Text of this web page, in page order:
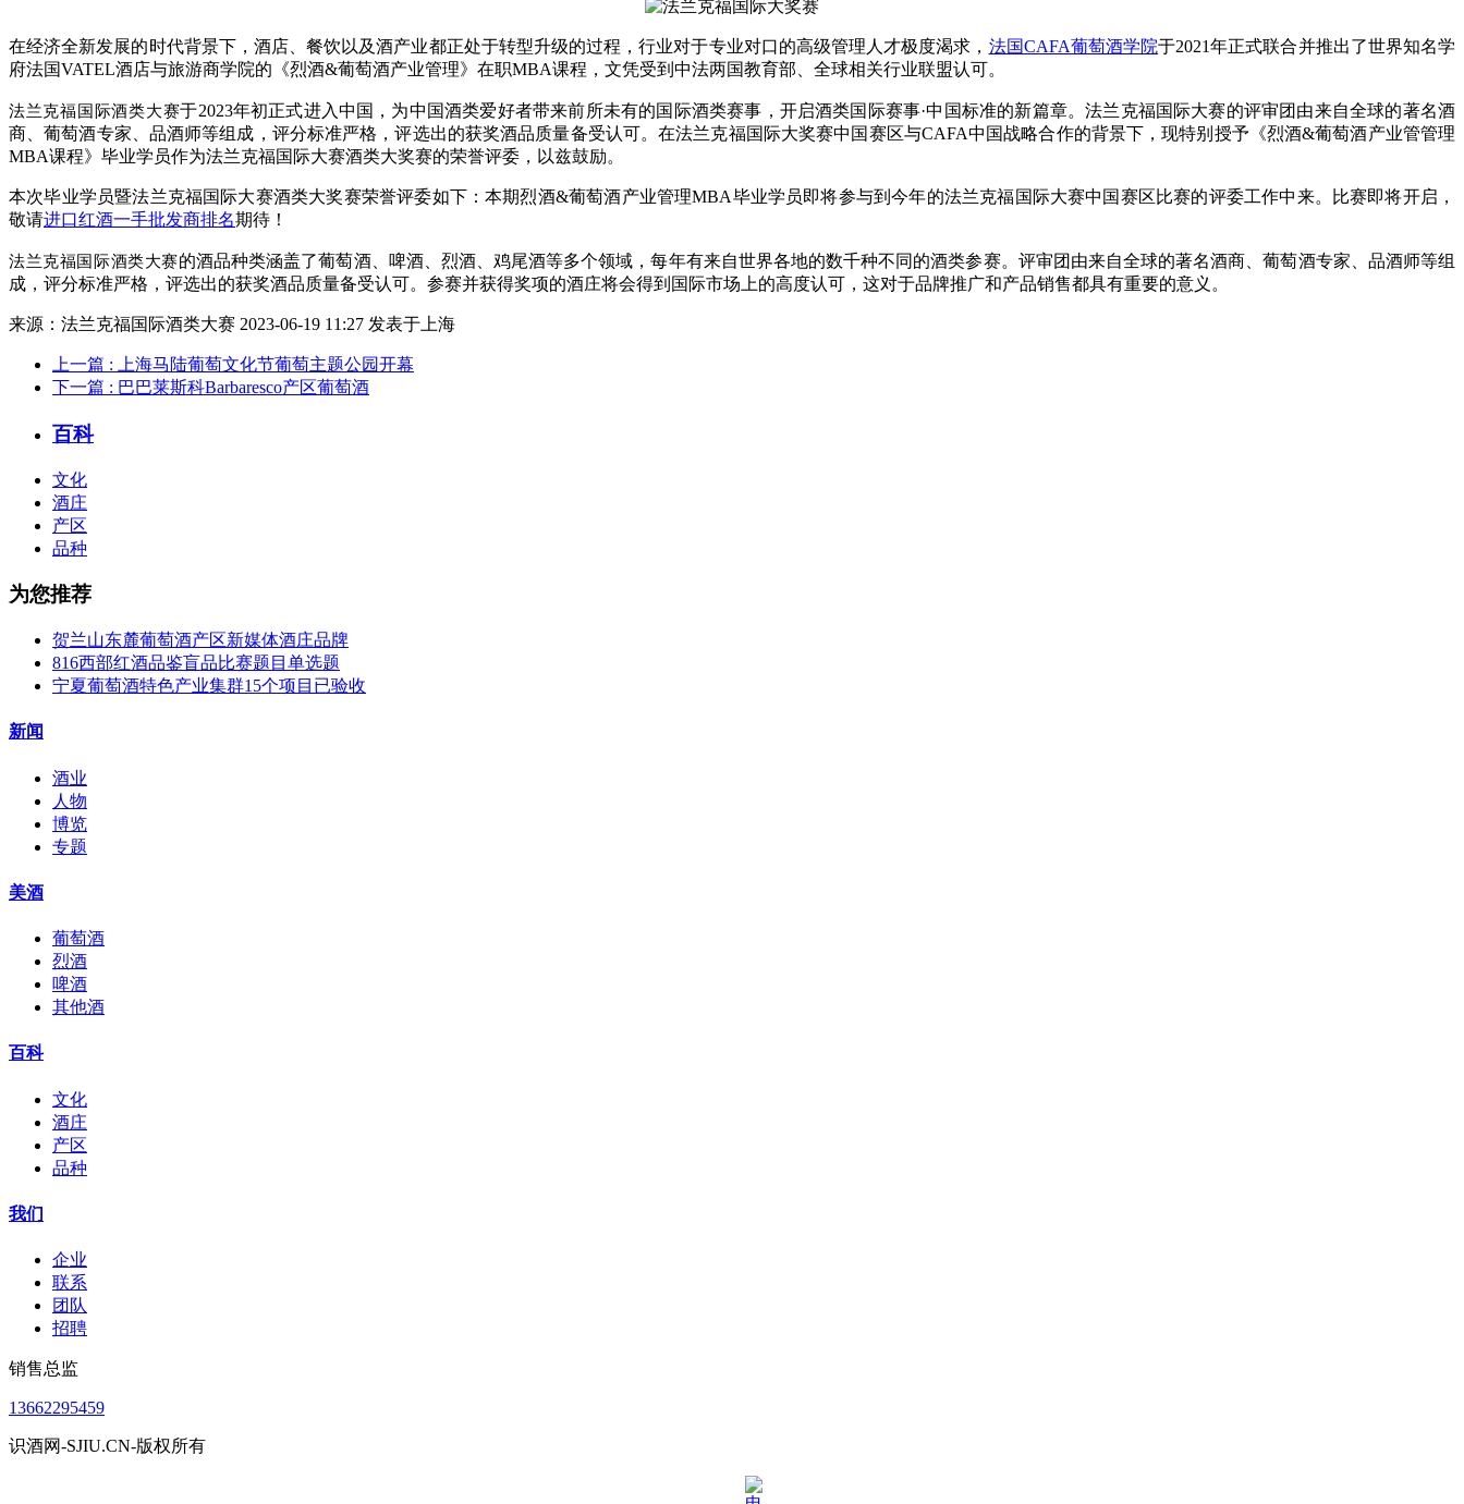
在经济全新发展的时代背景下，酒店、餐饮以及酒产业都正处于转型升级的过程，行业对于专业对口的高级管理人才极度渴求， 法国CAFA葡萄酒学院于2021年正式联合并推出了世界知名学
府法国VATEL酒店与旅游商学院的《烈酒&葡萄酒产业管理》在职MBA课程，文凭受到中法两国教育部、全球相关行业联盟认可。
法兰克福国际酒类大赛于2023年初正式进入中国，为中国酒类爱好者带来前所未有的国际酒类赛事，开启酒类国际赛事·中国标准的新篇章。法兰克福国际大赛的评审团由来自全球的著名酒
商、葡萄酒专家、品酒师等组成，评分标准严格，评选出的获奖酒品质量备受认可。在法兰克福国际大奖赛中国赛区与CAFA中国战略合作的背景下，现特别授予《烈酒&葡萄酒产业管管理
MBA课程》毕业学员作为法兰克福国际大赛酒类大奖赛的荣誉评委，以兹鼓励。
本次毕业学员暨法兰克福国际大赛酒类大奖赛荣誉评委如下：本期烈酒&葡萄酒产业管理MBA毕业学员即将参与到今年的法兰克福国际大赛中国赛区比赛的评委工作中来。比赛即将开启，
敬请进口红酒一手批发商排名期待！
法兰克福国际酒类大赛的酒品种类涵盖了葡萄酒、啤酒、烈酒、鸡尾酒等多个领域，每年有来自世界各地的数千种不同的酒类参赛。评审团由来自全球的著名酒商、葡萄酒专家、品酒师等组
成，评分标准严格，评选出的获奖酒品质量备受认可。参赛并获得奖项的酒庄将会得到国际市场上的高度认可，这对于品牌推广和产品销售都具有重要的意义。
来源：法兰克福国际酒类大赛 2023-06-19 11:27 发表于上海
上一篇 : 上海马陆葡萄文化节葡萄主题公园开幕
下一篇 : 巴巴莱斯科Barbaresco产区葡萄酒
百科
文化
酒庄
产区
品种
为您推荐
贺兰山东麓葡萄酒产区新媒体酒庄品牌
816西部红酒品鉴盲品比赛题目单选题
宁夏葡萄酒特色产业集群15个项目已验收
新闻
酒业
人物
博览
专题
美酒
葡萄酒
烈酒
啤酒
其他酒
百科
文化
酒庄
产区
品种
我们
企业
联系
团队
招聘
销售总监
13662295459
识酒网-SJIU.CN-版权所有